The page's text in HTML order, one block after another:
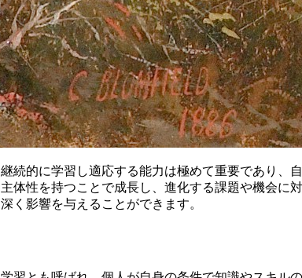
続的に学習し適応する能力は極めて重要であり、
体性を持つことで成長し、進化する課題や機会
く影響を与えることができます。